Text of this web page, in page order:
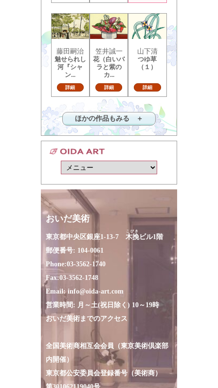
藤田嗣治
魅せられし
河『シャ
ン...
詳細
笠井誠一
花（白いバ
ラと紫の
カ...
詳細
山下清
つゆ草
（１）
詳細
ほかの作品もみる ＋
おいだ美術
東京都中央区銀座1-13-7 木挽
こびき
ビル1階
郵便番号: 104-0061
Phone:03-3562-1740
Fax:03-3562-1748
Email: info@oida-art.com
営業時間: 月～土(祝日除く) 10～19時
おいだ美術までのアクセス
全国美術商相互会会員（東京美術倶楽部
内開催）
東京都公安委員会登録番号（美術商）